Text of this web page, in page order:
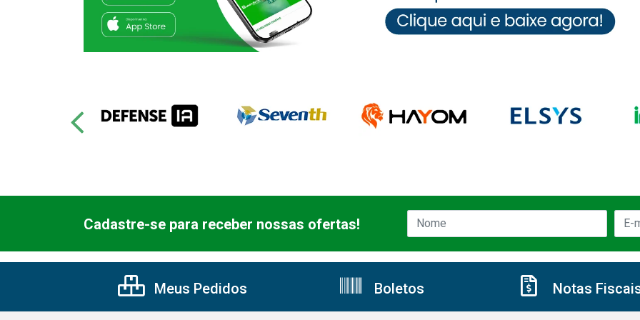
Cadastre-se para receber nossas ofertas!
Meus Pedidos Boletos Notas